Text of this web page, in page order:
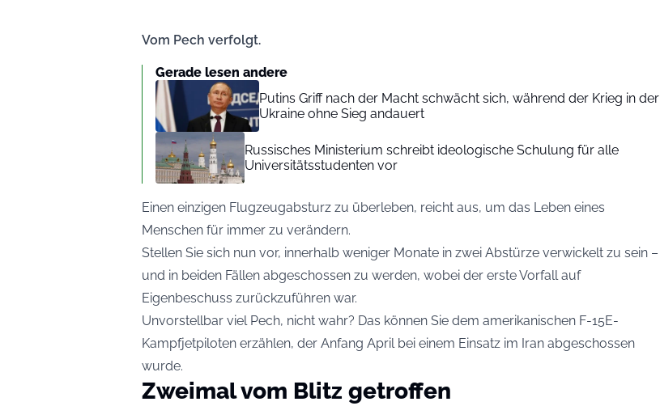
Vom Pech verfolgt.
Gerade lesen andere
Putins Griff nach der Macht schwächt sich, während der Krieg in der
Ukraine ohne Sieg andauert
Russisches Ministerium schreibt ideologische Schulung für alle
Universitätsstudenten vor
Einen einzigen Flugzeugabsturz zu überleben, reicht aus, um das Leben eines
Menschen für immer zu verändern.
Stellen Sie sich nun vor, innerhalb weniger Monate in zwei Abstürze verwickelt zu sein –
und in beiden Fällen abgeschossen zu werden, wobei der erste Vorfall auf
Eigenbeschuss zurückzuführen war.
Unvorstellbar viel Pech, nicht wahr? Das können Sie dem amerikanischen F-15E-
Kampfjetpiloten erzählen, der Anfang April bei einem Einsatz im Iran abgeschossen
wurde.
Zweimal vom Blitz getroffen